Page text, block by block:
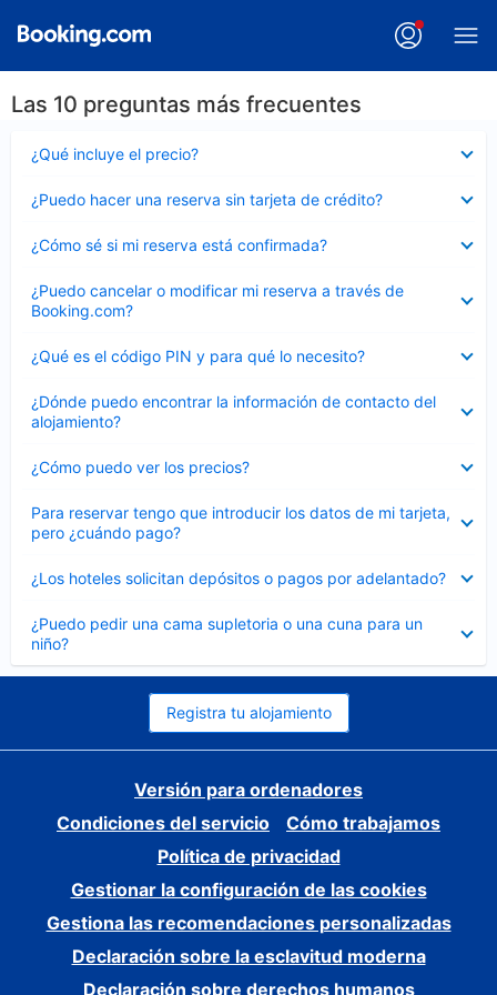
Las 10 preguntas más frecuentes
¿Qué incluye el precio?
cerrado
¿Puedo hacer una reserva sin tarjeta de crédito?
cerrado
¿Cómo sé si mi reserva está confirmada?
cerrado
¿Puedo cancelar o modificar mi reserva a través de
Booking.com?
cerrado
¿Qué es el código PIN y para qué lo necesito?
cerrado
¿Dónde puedo encontrar la información de contacto del
alojamiento?
cerrado
¿Cómo puedo ver los precios?
cerrado
Para reservar tengo que introducir los datos de mi tarjeta,
pero ¿cuándo pago?
cerrado
¿Los hoteles solicitan depósitos o pagos por adelantado?
cerrado
¿Puedo pedir una cama supletoria o una cuna para un
niño?
cerrado
Registra tu alojamiento
Versión para ordenadores
Condiciones del servicio
Cómo trabajamos
Política de privacidad
Gestionar la configuración de las cookies
Gestiona las recomendaciones personalizadas
Declaración sobre la esclavitud moderna
Declaración sobre derechos humanos